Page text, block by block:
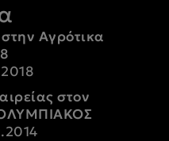
Αγρότικα
στον